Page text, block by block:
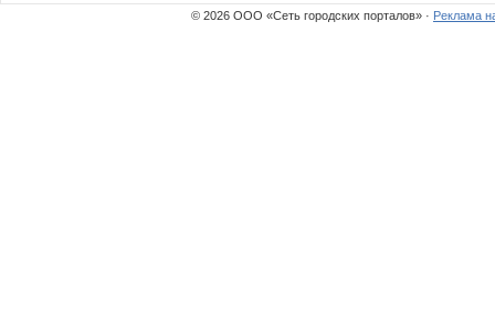
© 2026 ООО «Сеть городских порталов» · Реклама